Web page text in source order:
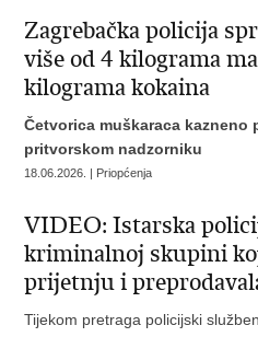
Zagrebačka policija
više od 4 kilograma
kilograma kokaina
Četvorica muškaraca kazneno
pritvorskom nadzorniku
18.06.2026. | Priopćenja
VIDEO: Istarska
kriminalnoj skupini
prijetnju i
Tijekom pretraga policijski